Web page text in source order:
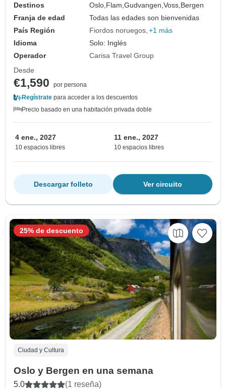
Destinos
Oslo, Flam,Gudvangen,Voss, Bergen
Franja de edad
Todas las edades son bienvenidas
País Región
Fiordos noruegos +1 más
Idioma
Solo: Inglés
Operador
Carisa Travel Group
Desde
€1,590
por persona
Regístrate para acceder a los descuentos
Precio basado en una habitación privada doble
4 ene., 2027
10 espacios libres
11 ene., 2027
10 espacios libres
Ver circuito
Descargar folleto
Ciudad y Cultura
Oslo y Bergen en una semana
5.0 (1 reseña)
25% de descuento